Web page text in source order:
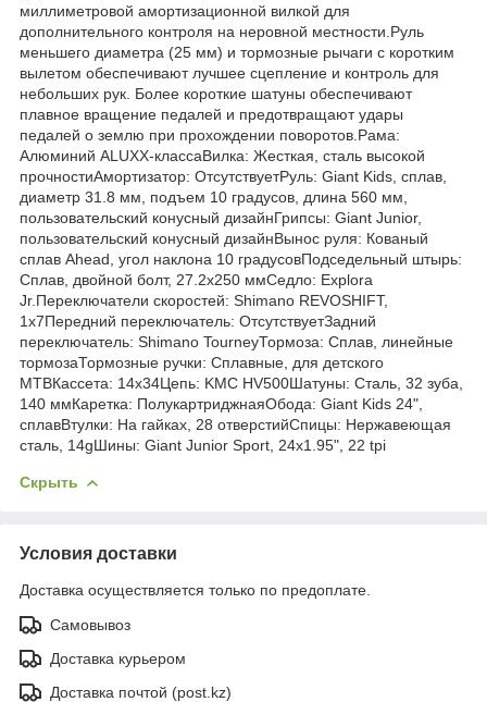
миллиметровой амортизационной вилкой для
дополнительного контроля на неровной местности.Руль
меньшего диаметра (25 мм) и тормозные рычаги с коротким
вылетом обеспечивают лучшее сцепление и контроль для
небольших рук. Более короткие шатуны обеспечивают
плавное вращение педалей и предотвращают удары
педалей о землю при прохождении поворотов.Рама:
Алюминий ALUXX-классаВилка: Жесткая, сталь высокой
прочностиАмортизатор: ОтсутствуетРуль: Giant Kids, сплав,
диаметр 31.8 мм, подъем 10 градусов, длина 560 мм,
пользовательский конусный дизайнГрипсы: Giant Junior,
пользовательский конусный дизайнВынос руля: Кованый
сплав Ahead, угол наклона 10 градусовПодседельный штырь:
Сплав, двойной болт, 27.2x250 ммСедло: Explora
Jr.Переключатели скоростей: Shimano REVOSHIFT,
1x7Передний переключатель: ОтсутствуетЗадний
переключатель: Shimano TourneyТормоза: Сплав, линейные
тормозаТормозные ручки: Сплавные, для детского
MTBКассета: 14x34Цепь: KMC HV500Шатуны: Сталь, 32 зуба,
140 ммКаретка: ПолукартриджнаяОбода: Giant Kids 24",
сплавВтулки: На гайках, 28 отверстийСпицы: Нержавеющая
сталь, 14gШины: Giant Junior Sport, 24x1.95", 22 tpi
Скрыть
Условия доставки
Доставка осуществляется только по предоплате.
Самовывоз
Доставка курьером
Доставка почтой (post.kz)